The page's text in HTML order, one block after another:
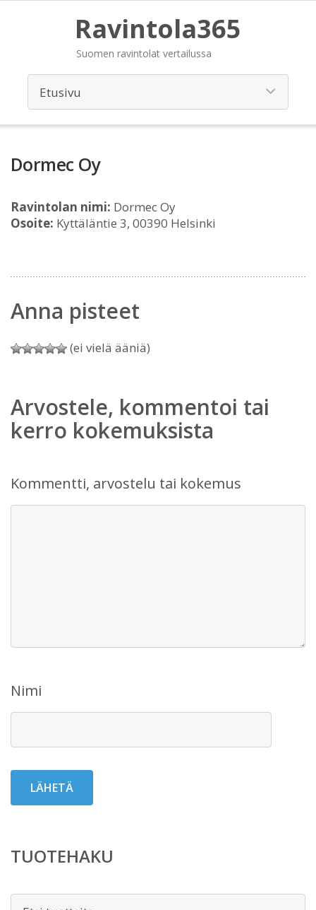
Ravintola365
Suomen ravintolat vertailussa
Dormec Oy
Ravintolan nimi: Dormec Oy
Osoite: Kyttäläntie 3, 00390 Helsinki
Anna pisteet
(ei vielä ääniä)
Arvostele, kommentoi tai
kerro kokemuksista
Kommentti, arvostelu tai kokemus
Nimi
TUOTEHAKU